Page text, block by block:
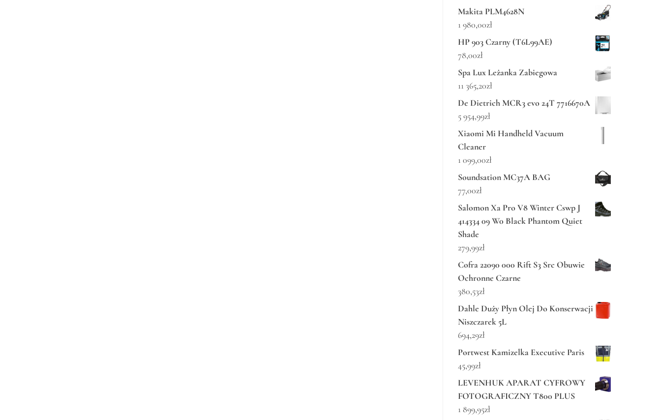
Makita PLM4628N
1 980,00zł
HP 903 Czarny (T6L99AE)
78,00zł
Spa Lux Leżanka Zabiegowa
11 365,20zł
De Dietrich MCR3 evo 24T 7716670A
5 954,99zł
Xiaomi Mi Handheld Vacuum
Cleaner
1 099,00zł
Soundsation MC37A BAG
77,00zł
Salomon Xa Pro V8 Winter Cswp J
414334 09 W0 Black Phantom Quiet
Shade
279,99zł
Cofra 22090 000 Rift S3 Src Obuwie
Ochronne Czarne
380,53zł
Dahle Duży Płyn Olej Do Konserwacji
Niszczarek 5L
694,29zł
Portwest Kamizelka Executive Paris
45,99zł
LEVENHUK APARAT CYFROWY
FOTOGRAFICZNY T800 PLUS
1 899,95zł